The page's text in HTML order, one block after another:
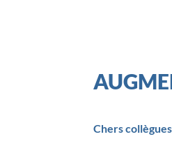
Chers collègues